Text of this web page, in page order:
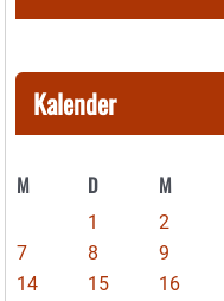
Kalender
M D M
1 2
7
8 9
14
15 16